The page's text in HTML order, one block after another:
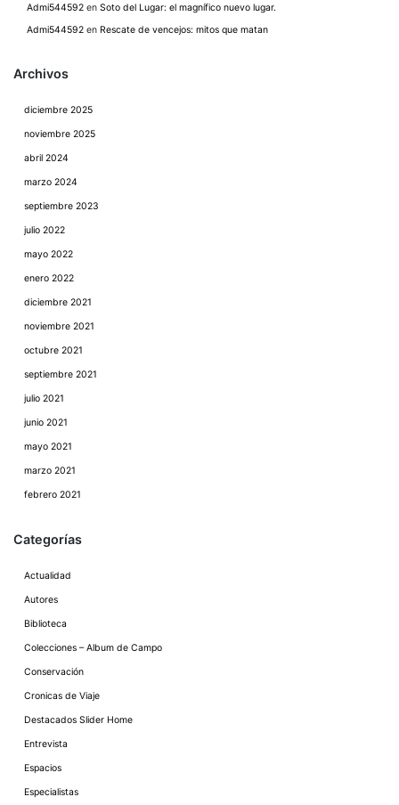
Admi544592 en Soto del Lugar: el magnífico nuevo lugar.
Admi544592 en Rescate de vencejos: mitos que matan
Archivos
diciembre 2025
noviembre 2025
abril 2024
marzo 2024
septiembre 2023
julio 2022
mayo 2022
enero 2022
diciembre 2021
noviembre 2021
octubre 2021
septiembre 2021
julio 2021
junio 2021
mayo 2021
marzo 2021
febrero 2021
Categorías
Actualidad
Autores
Biblioteca
Colecciones – Album de Campo
Conservación
Cronicas de Viaje
Destacados Slider Home
Entrevista
Espacios
Especialistas